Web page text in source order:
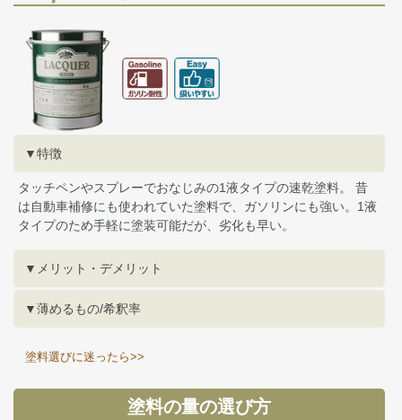
▼特徴
タッチペンやスプレーでおなじみの1液タイプの速乾塗料。 昔
は自動車補修にも使われていた塗料で、ガソリンにも強い。1液
タイプのため手軽に塗装可能だが、劣化も早い。
▼メリット・デメリット
▼薄めるもの/希釈率
塗料選びに迷ったら>>
塗料の量の選び方